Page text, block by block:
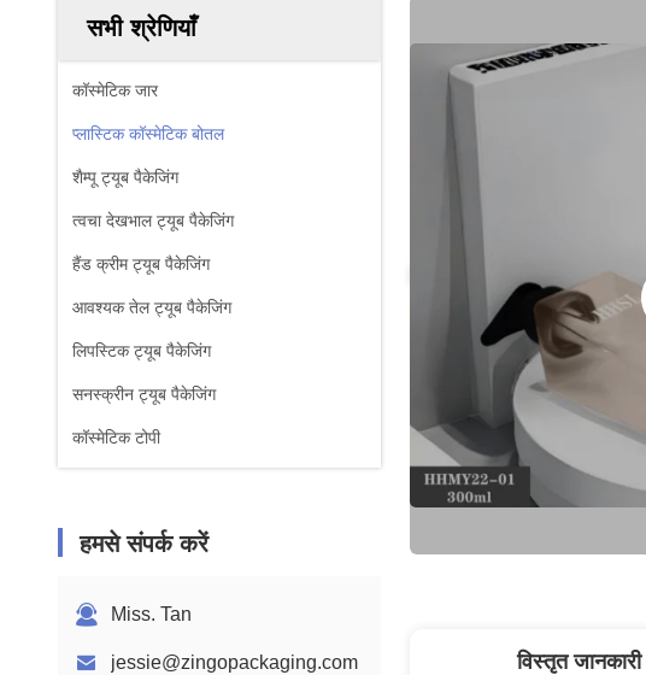
सभी श्रेणियाँ
कॉस्मेटिक जार
प्लास्टिक कॉस्मेटिक बोतल
शैम्पू ट्यूब पैकेजिंग
त्वचा देखभाल ट्यूब पैकेजिंग
हैंड क्रीम ट्यूब पैकेजिंग
आवश्यक तेल ट्यूब पैकेजिंग
लिपस्टिक ट्यूब पैकेजिंग
सनस्क्रीन ट्यूब पैकेजिंग
कॉस्मेटिक टोपी
हमसे संपर्क करें
Miss. Tan
jessie@zingopackaging.com विस्तृत जानकारी